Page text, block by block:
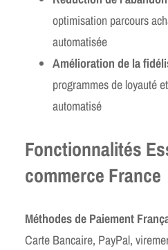
optimisation parcours
automatisée
Amélioration de la
programmes de loyauté
automatisé
Fonctionnalités
commerce France
Méthodes de Paiement
Carte Bancaire, PayPal,